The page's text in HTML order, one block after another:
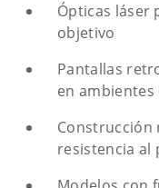
Ópticas láser
objetivo
Pantallas
en ambientes
Construcción
resistencia al